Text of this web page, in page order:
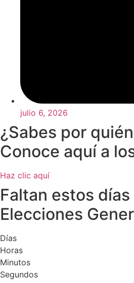
julio 6, 2026
¿Sabes por
Conoce aquí a
Haz clic aquí
Faltan estos días
Elecciones
Días
Horas
Minutos
Segundos